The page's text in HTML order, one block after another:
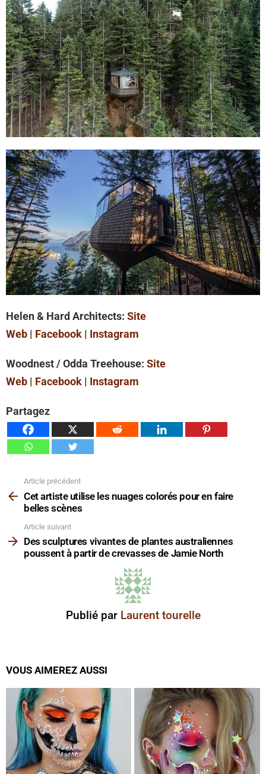
Helen & Hard Architects: Site
Web | Facebook | Instagram
Woodnest / Odda Treehouse: Site
Web | Facebook | Instagram
Partagez
plus
Article précédent
Cet artiste utilise les nuages ​​colorés pour en faire
belles scènes
Article suivant
Des sculptures vivantes de plantes australiennes
poussent à partir de crevasses de Jamie North
Publié par Laurent tourelle
VOUS AIMEREZ AUSSI